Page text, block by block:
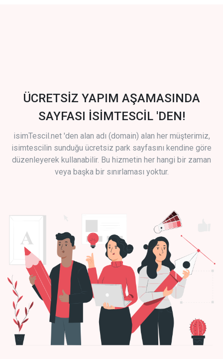
ÜCRETSİZ YAPIM AŞAMASINDA
SAYFASI İSİMTESCİL 'DEN!
isimTescil.net 'den alan adı (domain) alan her müşterimiz,
isimtescilin sunduğu ücretsiz park sayfasını kendine göre
düzenleyerek kullanabilir. Bu hizmetin her hangi bir zaman
veya başka bir sınırlaması yoktur.